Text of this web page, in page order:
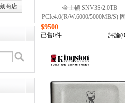
商店
金士頓 SNV3S/2.0TB
PCIe4.0(R/W:6000/5000MB/S)
$9500
已售0件 評論